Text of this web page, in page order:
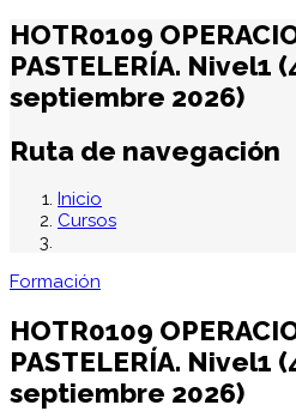
HOTR0109
PASTELERÍA. Nivel1
septiembre 2026)
Ruta de navegación
Inicio
Cursos
Formación
HOTR0109
PASTELERÍA. Nivel1
septiembre 2026)